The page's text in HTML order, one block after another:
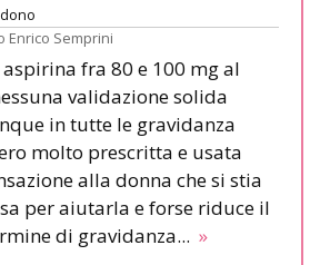
Enrico Semprini
fra 80 e 100 mg al
validazione solida
in tutte le gravidanza
molto prescritta e usata
alla donna che si stia
per aiutarla e forse riduce il
di gravidanza... »